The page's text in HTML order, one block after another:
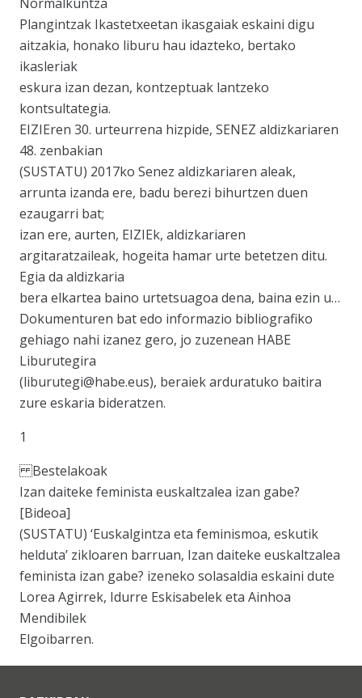
Plangintzak Ikastetxeetan ikasgaiak eskaini digu
aitzakia, honako liburu hau idazteko, bertako
ikasleriak
eskura izan dezan, kontzeptuak lantzeko
kontsultategia.
EIZIEren 30. urteurrena hizpide, SENEZ aldizkariaren
48. zenbakian
(SUSTATU) 2017ko Senez aldizkariaren aleak,
arrunta izanda ere, badu berezi bihurtzen duen
ezaugarri bat;
izan ere, aurten, EIZIEk, aldizkariaren
argitaratzaileak, hogeita hamar urte betetzen ditu.
Egia da aldizkaria
bera elkartea baino urtetsuagoa dena, baina ezin u…
Dokumenturen bat edo informazio bibliografiko
gehiago nahi izanez gero, jo zuzenean HABE
Liburutegira
(liburutegi@habe.eus), beraiek arduratuko baitira
zure eskaria bideratzen.
1
Bestelakoak
Izan daiteke feminista euskaltzalea izan gabe?
[Bideoa]
(SUSTATU) ‘Euskalgintza eta feminismoa, eskutik
helduta’ zikloaren barruan, Izan daiteke euskaltzalea
feminista izan gabe? izeneko solasaldia eskaini dute
Lorea Agirrek, Idurre Eskisabelek eta Ainhoa
Mendibilek
Elgoibarren.